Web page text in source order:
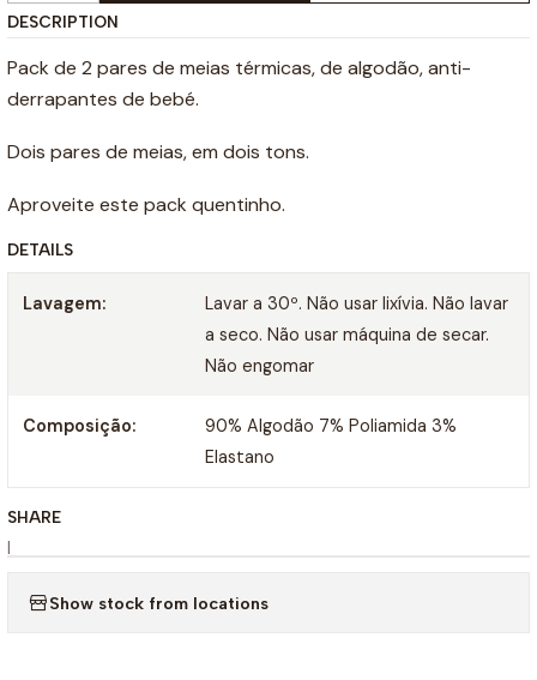
DESCRIPTION
Pack de 2 pares de meias térmicas, de algodão, anti-
derrapantes de bebé.
Dois pares de meias, em dois tons.
Aproveite este pack quentinho.
DETAILS
Lavagem:
Lavar a 30º. Não usar lixívia. Não lavar
a seco. Não usar máquina de secar.
Não engomar
Composição:
90% Algodão 7% Poliamida 3%
Elastano
SHARE
|
Show stock from locations